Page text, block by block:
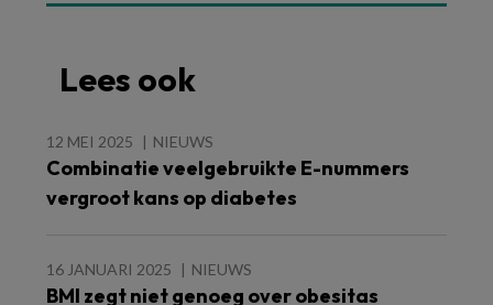
Lees ook
12 MEI 2025 NIEUWS
Combinatie veelgebruikte E-nummers
vergroot kans op diabetes
16 JANUARI 2025 NIEUWS
BMI zegt niet genoeg over obesitas